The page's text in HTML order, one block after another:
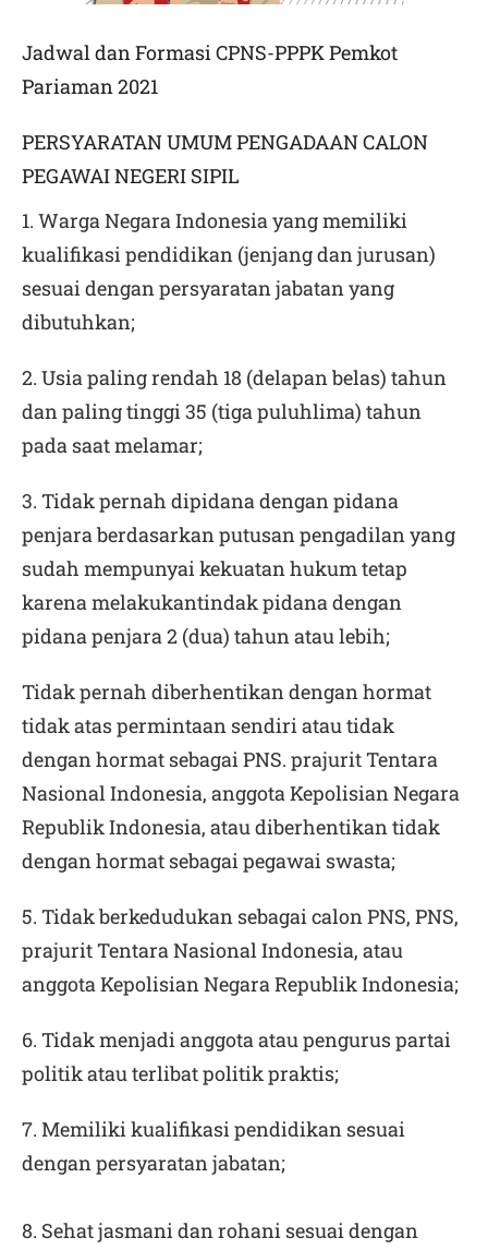
Jadwal dan Formasi CPNS-PPPK Pemkot
Pariaman 2021
PERSYARATAN UMUM PENGADAAN CALON
PEGAWAI NEGERI SIPIL
1. Warga Negara Indonesia yang memiliki
kualifikasi pendidikan (jenjang dan jurusan)
sesuai dengan persyaratan jabatan yang
dibutuhkan;
2. Usia paling rendah 18 (delapan belas) tahun
dan paling tinggi 35 (tiga puluhlima) tahun
pada saat melamar;
3. Tidak pernah dipidana dengan pidana
penjara berdasarkan putusan pengadilan yang
sudah mempunyai kekuatan hukum tetap
karena melakukantindak pidana dengan
pidana penjara 2 (dua) tahun atau lebih;
Tidak pernah diberhentikan dengan hormat
tidak atas permintaan sendiri atau tidak
dengan hormat sebagai PNS. prajurit Tentara
Nasional Indonesia, anggota Kepolisian Negara
Republik Indonesia, atau diberhentikan tidak
dengan hormat sebagai pegawai swasta;
5. Tidak berkedudukan sebagai calon PNS, PNS,
prajurit Tentara Nasional Indonesia, atau
anggota Kepolisian Negara Republik Indonesia;
6. Tidak menjadi anggota atau pengurus partai
politik atau terlibat politik praktis;
7. Memiliki kualifikasi pendidikan sesuai
dengan persyaratan jabatan;
8. Sehat jasmani dan rohani sesuai dengan